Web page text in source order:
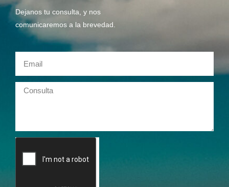
Dejanos tu consulta, y nos
comunicaremos a la brevedad.